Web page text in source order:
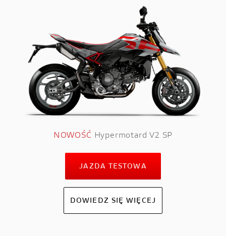
NOWOŚĆ Hypermotard V2 SP
JAZDA TESTOWA
DOWIEDZ SIĘ WIĘCEJ